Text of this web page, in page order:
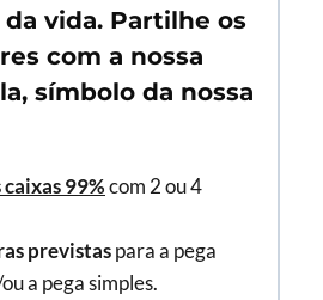
vida. Partilhe os
com a nossa
símbolo da nossa
99%com 2 ou 4
previstaspara a pega
a pega simples.